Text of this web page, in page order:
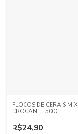
FLOCOS DE CERAIS MIX
CROCANTE 500G
R$24,90